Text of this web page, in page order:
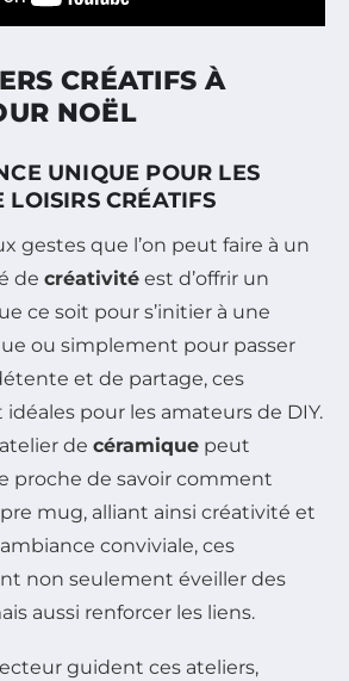
CRÉATIFS À
NOËL
UNIQUE POUR LES
LOISIRS CRÉATIFS
gestes que l’on peut faire à un
de créativité est d’offrir un
ce soit pour s’initier à une
ou simplement pour passer
et de partage, ces
pour les amateurs de DIY.
de céramique peut
proche de savoir comment
mug, alliant ainsi créativité et
conviviale, ces
non seulement éveiller des
aussi renforcer les liens.
guident ces ateliers,